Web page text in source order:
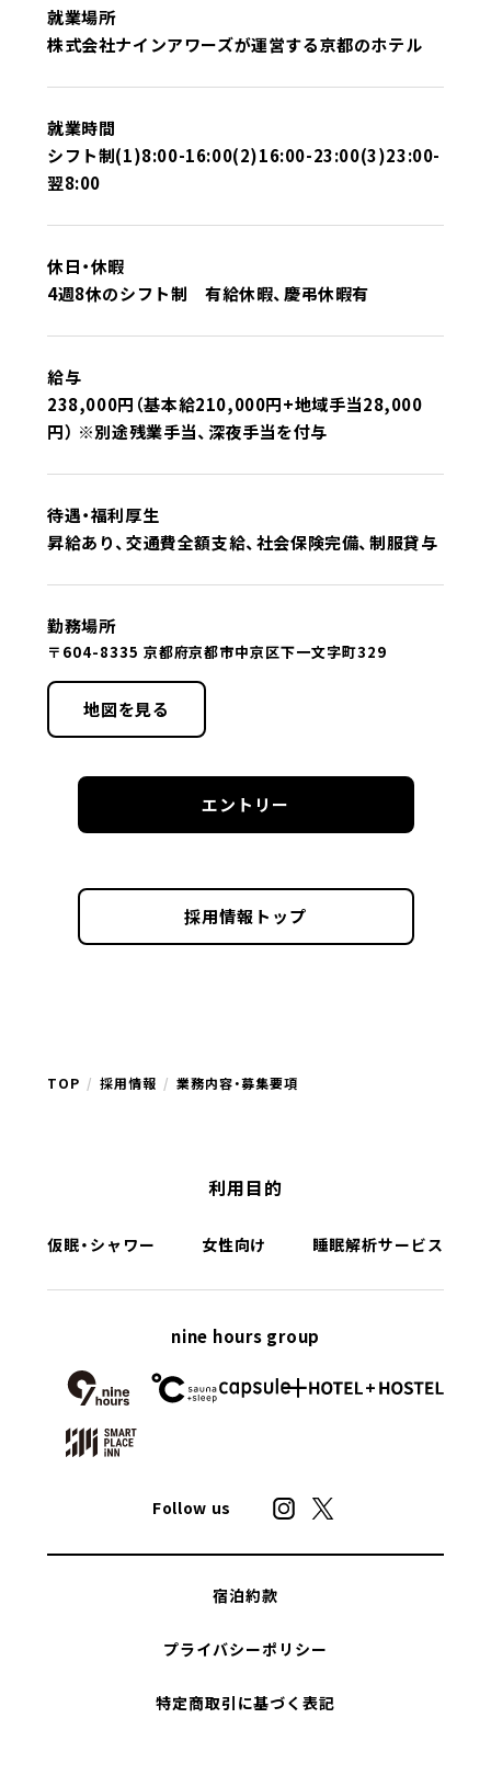
就業場所
株式会社ナインアワーズが運営する京都のホテル
就業時間
シフト制(1)8:00-16:00(2)16:00-23:00(3)23:00-
翌8:00
休日・休暇
4週8休のシフト制 有給休暇、慶弔休暇有
給与
238,000円（基本給210,000円+地域手当28,000
円） ※別途残業手当、深夜手当を付与
待遇・福利厚生
昇給あり、交通費全額支給、社会保険完備、制服貸与
勤務場所
〒604-8335 京都府京都市中京区下一文字町329
地図を見る
エントリー
採用情報トップ
TOP 採用情報 業務内容・募集要項
利用目的
仮眠・シャワー 女性向け 睡眠解析サービス
nine hours group
Follow us
宿泊約款
プライバシーポリシー
特定商取引に基づく表記